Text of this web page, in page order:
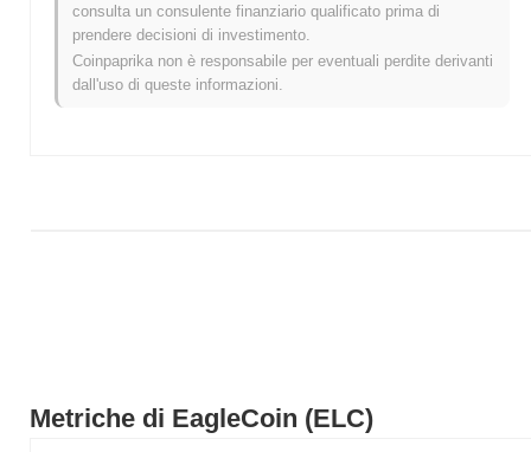
Metriche di EagleCoin (ELC)
Come si sta comportando EagleCoin rispetto al
mercato crypto più ampio?
Negli ultimi 7 giorni, EagleCoin ha guadagnato
sottoperformando il mercato crypto complessivo che ha registrato
consulta un consulente finanziario qualificato prima di
prendere decisioni di investimento.
Coinpaprika non è responsabile per eventuali perdite derivanti
dall'uso di queste informazioni.